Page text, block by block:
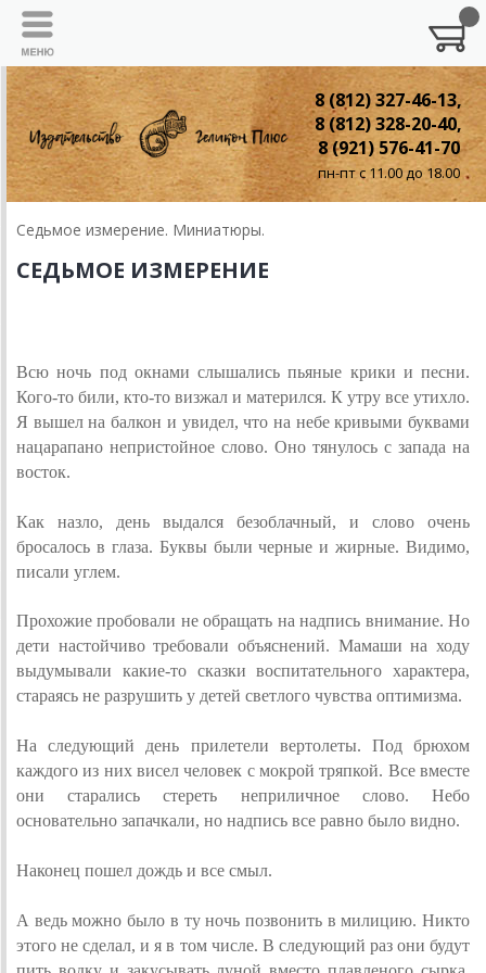
8 (812) 327-46-13,
8 (812) 328-20-40,
8 (921) 576-41-70
пн-пт с 11.00 до 18.00
Седьмое измерение. Миниатюры.
СЕДЬМОЕ ИЗМЕРЕНИЕ
Всю ночь под окнами слышались пьяные крики и песни.
Кого-то били, кто-то визжал и матерился. К утру все утихло.
Я вышел на балкон и увидел, что на небе кривыми буквами
нацарапано непристойное слово. Оно тянулось с запада на
восток.
Как назло, день выдался безоблачный, и слово очень
бросалось в глаза. Буквы были черные и жирные. Видимо,
писали углем.
Прохожие пробовали не обращать на надпись внимание. Но
дети настойчиво требовали объяснений. Мамаши на ходу
выдумывали какие-то сказки воспитательного характера,
стараясь не разрушить у детей светлого чувства оптимизма.
На следующий день прилетели вертолеты. Под брюхом
каждого из них висел человек с мокрой тряпкой. Все вместе
они старались стереть неприличное слово. Небо
основательно запачкали, но надпись все равно было видно.
Наконец пошел дождь и все смыл.
А ведь можно было в ту ночь позвонить в милицию. Никто
этого не сделал, и я в том числе. В следующий раз они будут